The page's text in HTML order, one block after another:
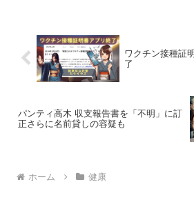
ワクチン接種証
了
パンティ高木 収支報告書を「不明」に訂
正さらに名前貸しの容疑も
ホーム 健康